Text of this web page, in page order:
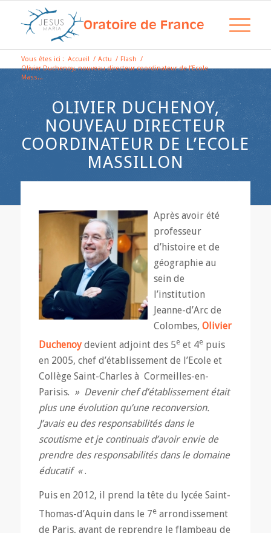
Vous êtes ici : Accueil / Actu / Flash /
Olivier Duchenoy, nouveau directeur coordinateur de l’Ecole
Mass...
OLIVIER DUCHENOY,
NOUVEAU DIRECTEUR
COORDINATEUR DE L’ECOLE
MASSILLON
Après avoir été
professeur
d’histoire et de
géographie au
sein de
l’institution
Jeanne-d’Arc de
Colombes, Olivier
Duchenoydevient adjoint des 5eet 4epuis
en 2005, chef d’établissement de l’Ecole et
Collège Saint-Charles à Cormeilles-en-
Parisis. » Devenir chef d’établissement était
plus une évolution qu’une reconversion.
J’avais eu des responsabilités dans le
scoutisme et je continuais d’avoir envie de
prendre des responsabilités dans le domaine
éducatif «.
Puis en 2012, il prend la tête du lycée Saint-
Thomas-d’Aquin dans le 7earrondissement
de Paris, avant de reprendre le flambeau de